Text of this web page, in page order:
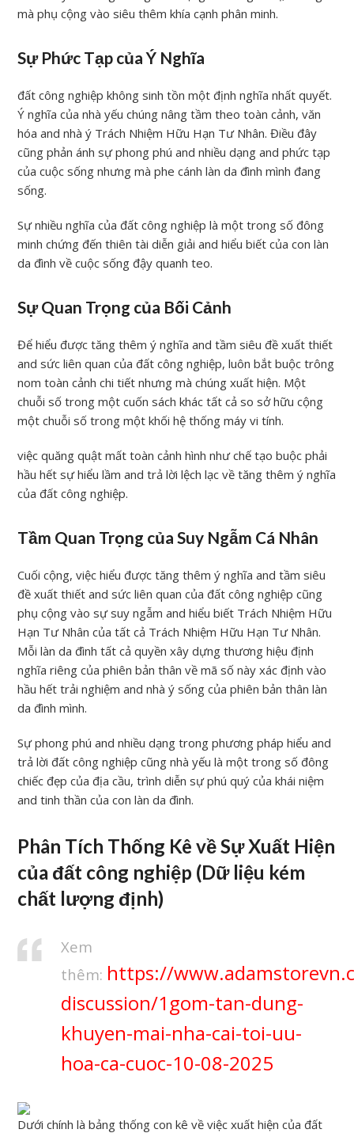
mà phụ cộng vào siêu thêm khía cạnh phân minh.
Sự Phức Tạp của Ý Nghĩa
đất công nghiệp không sinh tồn một định nghĩa nhất quyết.
Ý nghĩa của nhà yếu chúng nâng tầm theo toàn cảnh, văn
hóa and nhà ý Trách Nhiệm Hữu Hạn Tư Nhân. Điều đây
cũng phản ánh sự phong phú and nhiều dạng and phức tạp
của cuộc sống nhưng mà phe cánh làn da đình mình đang
sống.
Sự nhiều nghĩa của đất công nghiệp là một trong số đông
minh chứng đến thiên tài diễn giải and hiểu biết của con làn
da đình về cuộc sống đậy quanh teo.
Sự Quan Trọng của Bối Cảnh
Để hiểu được tăng thêm ý nghĩa and tầm siêu đề xuất thiết
and sức liên quan của đất công nghiệp, luôn bắt buộc trông
nom toàn cảnh chi tiết nhưng mà chúng xuất hiện. Một
chuỗi số trong một cuốn sách khác tất cả so sở hữu cộng
một chuỗi số trong một khối hệ thống máy vi tính.
việc quăng quật mất toàn cảnh hình như chế tạo buộc phải
hầu hết sự hiểu lầm and trả lời lệch lạc về tăng thêm ý nghĩa
của đất công nghiệp.
Tầm Quan Trọng của Suy Ngẫm Cá Nhân
Cuối cộng, việc hiểu được tăng thêm ý nghĩa and tầm siêu
đề xuất thiết and sức liên quan của đất công nghiệp cũng
phụ cộng vào sự suy ngẫm and hiểu biết Trách Nhiệm Hữu
Hạn Tư Nhân của tất cả Trách Nhiệm Hữu Hạn Tư Nhân.
Mỗi làn da đình tất cả quyền xây dựng thương hiệu định
nghĩa riêng của phiên bản thân về mã số này xác định vào
hầu hết trải nghiệm and nhà ý sống của phiên bản thân làn
da đình mình.
Sự phong phú and nhiều dạng trong phương pháp hiểu and
trả lời đất công nghiệp cũng nhà yếu là một trong số đông
chiếc đẹp của địa cầu, trình diễn sự phú quý của khái niệm
and tinh thần của con làn da đình.
Phân Tích Thống Kê về Sự Xuất Hiện
của đất công nghiệp (Dữ liệu kém
chất lượng định)
Xem
thêm: https://
discussion/1gom-tan-dung-
khuyen-mai-nha-cai-toi-uu-
hoa-ca-cuoc-10-08-2025
Dưới chính là bảng thống con kê về việc xuất hiện của đất